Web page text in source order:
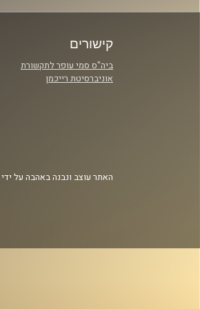
קישורים
ביה"ס סמי עופר לתקשורת
אוניברסיטת רייכמן
האתר עוצב ונבנה באהבה על ידי